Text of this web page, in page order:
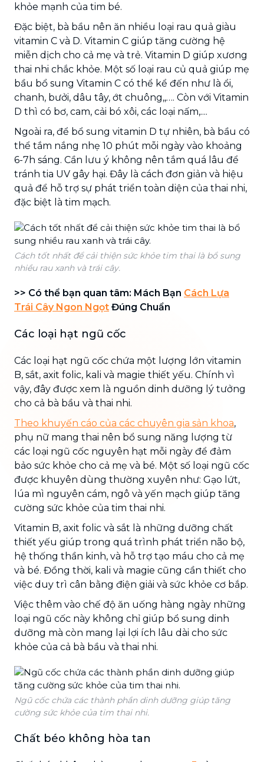
khỏe mạnh của tim bé.
Đặc biệt, bà bầu nên ăn nhiều loại rau quả giàu
vitamin C và D. Vitamin C giúp tăng cường hệ
miễn dịch cho cả mẹ và trẻ. Vitamin D giúp xương
thai nhi chắc khỏe. Một số loại rau củ quả giúp mẹ
bầu bổ sung Vitamin C có thể kể đến như là ổi,
chanh, bưởi, dâu tây, ớt chuông,,…. Còn với Vitamin
D thì có bơ, cam, cải bó xôi, các loại nấm,....
Ngoài ra, để bổ sung vitamin D tự nhiên, bà bầu có
thể tắm nắng nhẹ 10 phút mỗi ngày vào khoảng
6-7h sáng. Cần lưu ý không nên tắm quá lâu để
tránh tia UV gây hại. Đây là cách đơn giản và hiệu
quả để hỗ trợ sự phát triển toàn diện của thai nhi,
đặc biệt là tim mạch.
Cách tốt nhất để cải thiện sức khỏe tim thai là bổ sung
nhiều rau xanh và trái cây.
>> Có thể bạn quan tâm: Mách Bạn Cách Lựa
Trái Cây Ngon Ngọt Đúng Chuẩn
Các loại hạt ngũ cốc
Các loại hạt ngũ cốc chứa một lượng lớn vitamin
B, sắt, axit folic, kali và magie thiết yếu. Chính vì
vậy, đây được xem là nguồn dinh dưỡng lý tưởng
cho cả bà bầu và thai nhi.
Theo khuyến cáo của các chuyên gia sản khoa,
phụ nữ mang thai nên bổ sung năng lượng từ
các loại ngũ cốc nguyên hạt mỗi ngày để đảm
bảo sức khỏe cho cả mẹ và bé. Một số loại ngũ cốc
được khuyên dùng thường xuyên như: Gạo lứt,
lúa mì nguyên cám, ngô và yến mạch giúp tăng
cường sức khỏe của tim thai nhi.
Vitamin B, axit folic và sắt là những dưỡng chất
thiết yếu giúp trong quá trình phát triển não bộ,
hệ thống thần kinh, và hỗ trợ tạo máu cho cả mẹ
và bé. Đồng thời, kali và magie cũng cần thiết cho
việc duy trì cân bằng điện giải và sức khỏe cơ bắp.
Việc thêm vào chế độ ăn uống hàng ngày những
loại ngũ cốc này không chỉ giúp bổ sung dinh
dưỡng mà còn mang lại lợi ích lâu dài cho sức
khỏe của cả bà bầu và thai nhi.
Ngũ cốc chứa các thành phần dinh dưỡng giúp tăng
cường sức khỏe của tim thai nhi.
Chất béo không hòa tan